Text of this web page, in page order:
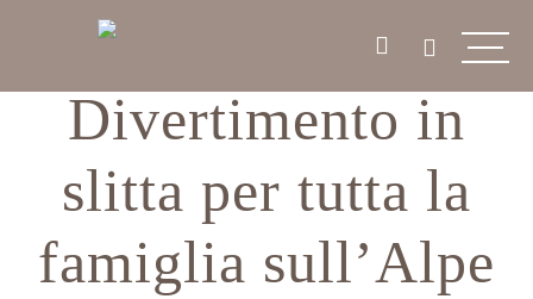
Divertimento in
slitta per tutta la
famiglia sull’Alpe